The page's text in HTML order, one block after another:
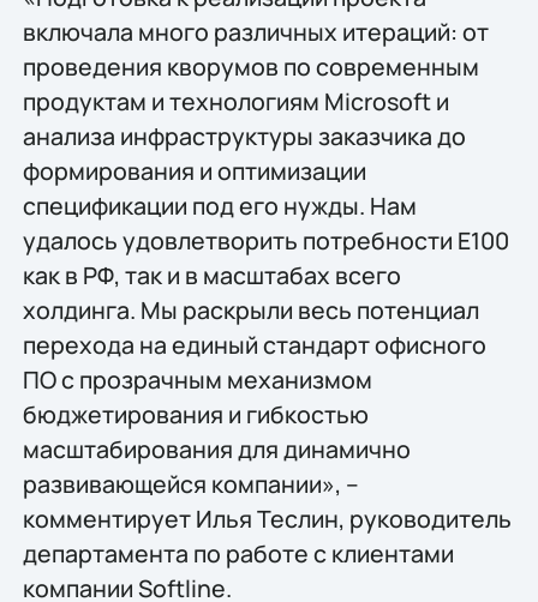
включала много различных итераций: от
проведения кворумов по современным
продуктам и технологиям Microsoft и
анализа инфраструктуры заказчика до
формирования и оптимизации
спецификации под его нужды. Нам
удалось удовлетворить потребности E100
как в РФ, так и в масштабах всего
холдинга. Мы раскрыли весь потенциал
перехода на единый стандарт офисного
ПО с прозрачным механизмом
бюджетирования и гибкостью
масштабирования для динамично
развивающейся компании», –
комментирует Илья Теслин, руководитель
департамента по работе с клиентами
компании Softline.